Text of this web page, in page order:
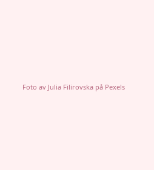
Foto av Julia Filirovskapå Pexels